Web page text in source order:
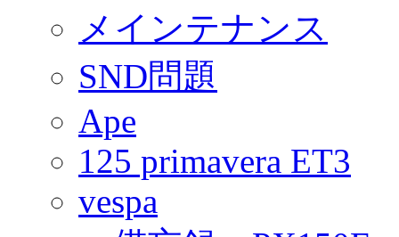
メインテナンス
SND問題
Ape
125 primavera ET3
vespa